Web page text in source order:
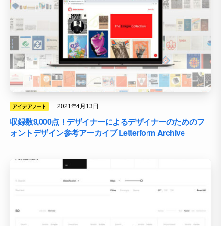
アイデアノート · 2021年4月13日
収録数9,000点！デザイナーによるデザイナーのためのフ
ォントデザイン参考アーカイブ Letterform Archive